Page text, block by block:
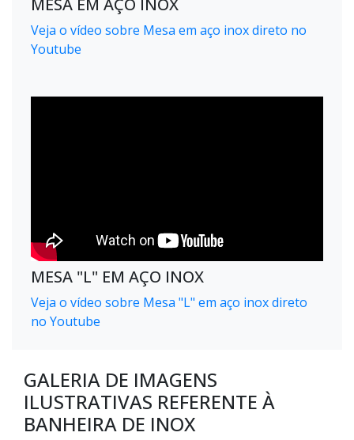
MESA EM AÇO INOX
Veja o vídeo sobre Mesa em aço inox direto no
Youtube
MESA "L" EM AÇO INOX
Veja o vídeo sobre Mesa "L" em aço inox direto
no Youtube
GALERIA DE IMAGENS
ILUSTRATIVAS REFERENTE À
BANHEIRA DE INOX